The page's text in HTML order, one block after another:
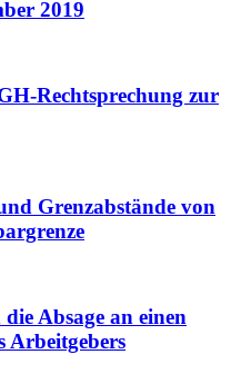
2019
Rechtsprechung zur
Grenzabstände von
Absage an einen
Arbeitgebers